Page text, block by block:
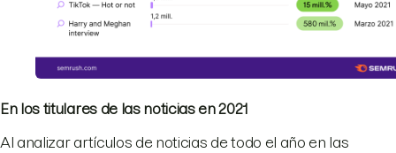
En los titulares de las noticias en 2021
Al analizar artículos de noticias de todo el año en las